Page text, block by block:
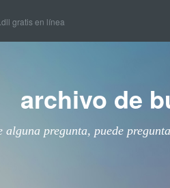
gratis en línea
archivo de
alguna pregunta, puede